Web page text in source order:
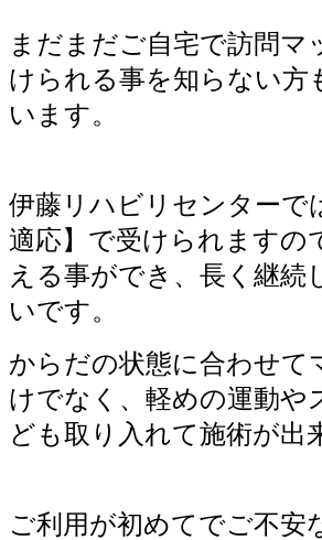
まだまだご自宅で訪問マ
けられる事を知らない方
います。
伊藤リハビリセンターで
適応】で受けられますの
える事ができ、長く継続
いです。
からだの状態に合わせて
けでなく、軽めの運動や
ども取り入れて施術が出
ご利用が初めてでご不安